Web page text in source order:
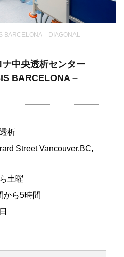
BARCELONA – DIAGONAL
中央透析センター
BARCELONA –
析
Street Vancouver,BC,
土曜
から5時間